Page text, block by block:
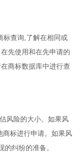
标查询,了解在相同或
先使用和在先申请的
商标数据库中进行查
风险的大小。如果风
商标进行申请。如果风
纠纷的准备。